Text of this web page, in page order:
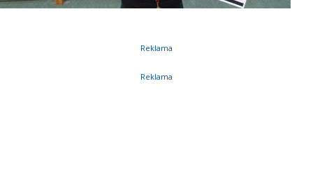
Reklama
Reklama